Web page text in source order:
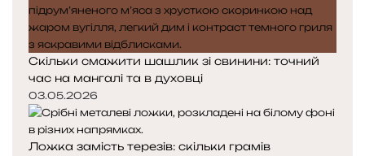
а
а
Скільки смажити шашлик зі свинини: точний
час на мангалі та в духовці
03.05.2026
Ложка замість терезів: скільки грамів